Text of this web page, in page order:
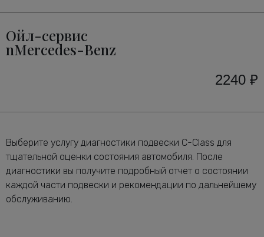
Ойл-сервис
nMercedes-Benz
2240 ₽
Выберите услугу диагностики подвески C-Class для
тщательной оценки состояния автомобиля. После
диагностики вы получите подробный отчет о состоянии
каждой части подвески и рекомендации по дальнейшему
обслуживанию.